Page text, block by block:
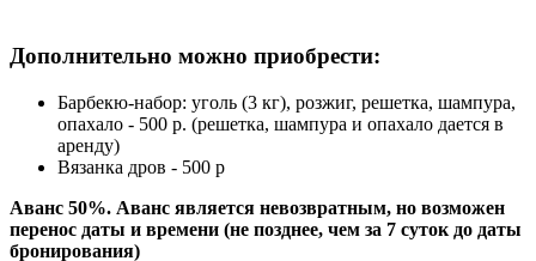
Дополнительно можно приобрести:
Барбекю-набор: уголь (3 кг), розжиг, решетка, шампура,
опахало - 500 р. (решетка, шампура и опахало дается в
аренду)
Вязанка дров - 500 р
Аванс 50%. Аванс является невозвратным, но возможен
перенос даты и времени (не позднее, чем за 7 суток до даты
бронирования)